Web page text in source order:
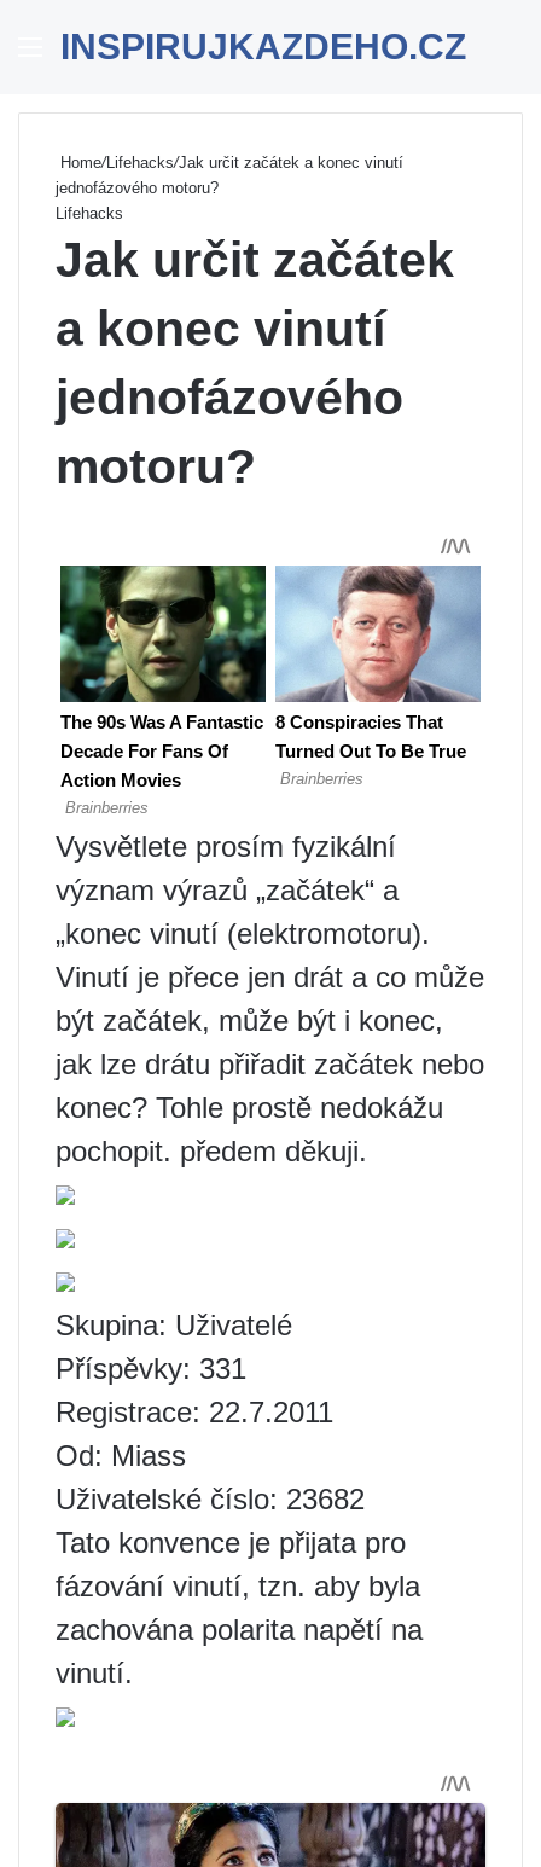
Menu
INSPIRUJKAZDEHO.CZ
Home/Lifehacks/Jak určit začátek a konec vinutí
jednofázového motoru?
Lifehacks
Jak určit začátek
a konec vinutí
jednofázového
motoru?
Vysvětlete prosím fyzikální
význam výrazů „začátek“ a
„konec vinutí (elektromotoru).
Vinutí je přece jen drát a co může
být začátek, může být i konec,
jak lze drátu přiřadit začátek nebo
konec? Tohle prostě nedokážu
pochopit. předem děkuji.
Skupina: Uživatelé
Příspěvky: 331
Registrace: 22.7.2011
Od: Miass
Uživatelské číslo: 23682
Tato konvence je přijata pro
fázování vinutí, tzn. aby byla
zachována polarita napětí na
vinutí.